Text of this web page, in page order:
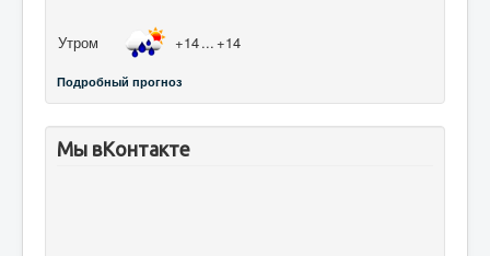
Утром +14... +14
Подробный прогноз
Мы вКонтакте